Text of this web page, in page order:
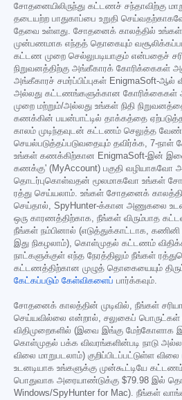
சோதனையிலிருந்து கட்டணச் சந்தாவிற்கு
தடையற்ற பாதுகாப்பை உறுதி
தேவை உள்ளது. சோதனைக் காலத்தில்
முன்பணமாக எந்தத் தொகையும்
கட்டண முறை செல்லுபடியாகும் என்பதைச்
நிறுவனத்திற்கு அங்கீகாரக் கோரிக்கைகள்
அங்கீகாரச் சமர்ப்பிப்புகள் EnigmaSoft-ஆல்
அல்லது கட்டணங்களுக்கான
முறை மற்றும்/அல்லது உங்கள் நிதி
கணக்கின் பயன்பாட்டில் தாக்கத்தை
காலம் முடிந்தவுடன் கட்டணம் செலுத்த
செயல்படுத்தப்படுவதையும் தவிர்க்க, 7-
உங்கள் கணக்கிற்கான EnigmaSoft-இன்
கணக்கு' (MyAccount) பகுதி வழியாகவோ
தொடர்புகொள்வதன் மூலமாகவோ உங்கள்
ரத்து செய்யலாம். உங்கள் சோதனைக்
செய்தால், SpyHunter-க்கான அணுகலை
ஒரு காரணத்திற்காக, நீங்கள் விரும்பாத
நீங்கள் நம்பினால் (எடுத்துக்காட்டாக, கணினி
இது நிகழலாம்), கொள்முதல் கட்டணம்
நாட்களுக்குள் எந்த நேரத்திலும் நீங்கள்
கட்டணத்திற்கான முழுத் தொகையையும்
கேட்கப்படும் கேள்விகளைப் பார்க்கவும்.
சோதனைக் காலத்தின் முடிவில், நீங்கள்
செய்யவில்லை என்றால், சலுகைப் பொருட்கள்
விதிமுறைகளில் (இவை இங்கு
கொள்முதல் பக்க விவரங்களின்படி நாடு
விலை மாறுபடலாம்) குறிப்பிடப்பட்டுள்ள
உடனடியாக உங்களுக்கு முன்கூட்டியே
பொதுவாக அரையாண்டுக்கு $79.98 இல்
Windows/SpyHunter for Mac). நீங்கள்